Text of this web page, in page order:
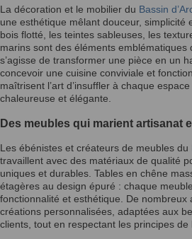
La décoration et le mobilier du Bassin
une esthétique mêlant douceur, simplicité
bois flotté, les teintes sableuses, les
marins sont des éléments emblématiques
s’agisse de transformer une pièce en un
concevoir une cuisine conviviale et
maîtrisent l’art d’insuffler à chaque
chaleureuse et élégante.
Des meubles qui marient artisanat
Les ébénistes et créateurs de meubles du
travaillent avec des matériaux de qualité
uniques et durables. Tables en chêne
étagères au design épuré : chaque
fonctionnalité et esthétique. De nombreux
créations personnalisées, adaptées aux
clients, tout en respectant les principes de